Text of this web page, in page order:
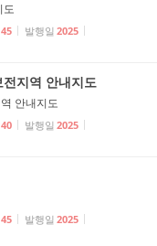
도
45 발행일 2025
지역 안내지도
안내지도
40 발행일 2025
45 발행일 2025